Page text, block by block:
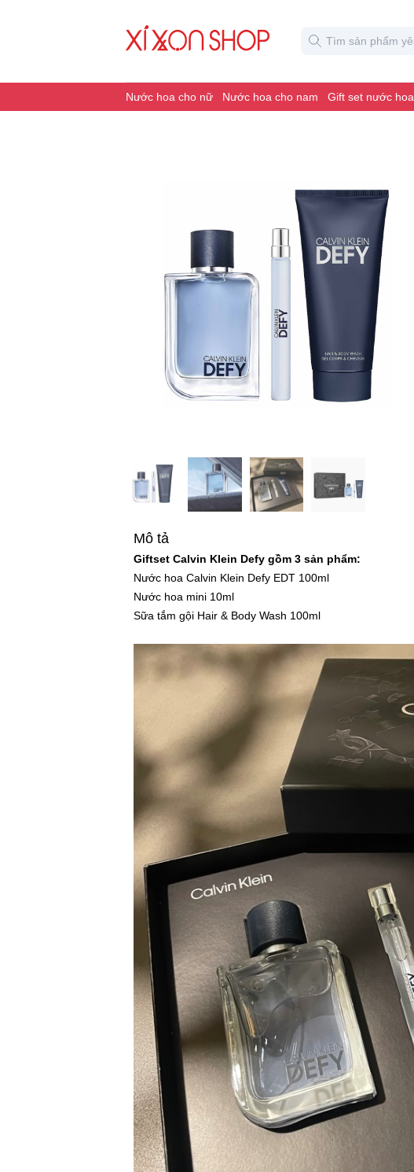
Nước hoa cho nữ Nước hoa cho nam Gift set nước hoa
Mô tả
Giftset Calvin Klein Defy gồm 3 sản phẩm:
Nước hoa Calvin Klein Defy EDT 100ml
Nước hoa mini 10ml
Sữa tắm gội Hair & Body Wash 100ml